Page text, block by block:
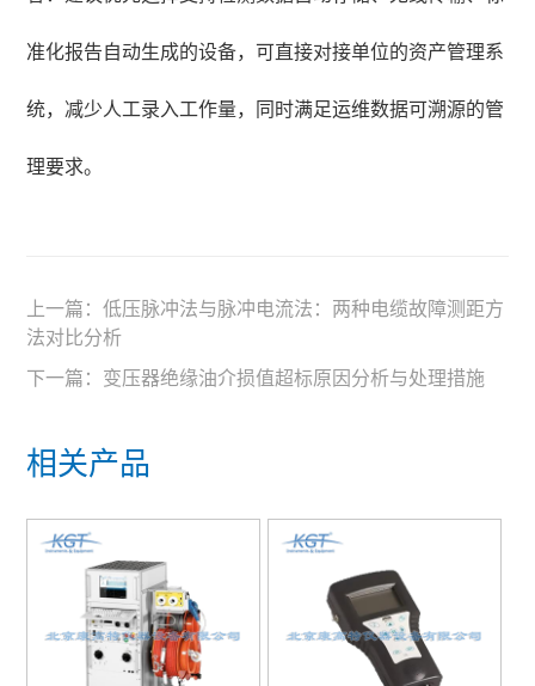
准化报告自动生成的设备，可直接对接单位的资产管理系
统，减少人工录入工作量，同时满足运维数据可溯源的管
理要求。
上一篇：低压脉冲法与脉冲电流法：两种电缆故障测距方
法对比分析
下一篇： 变压器绝缘油介损值超标原因分析与处理措施
相关产品